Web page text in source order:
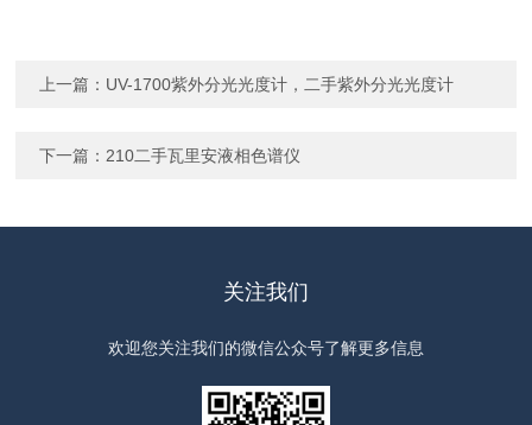
上一篇： UV-1700紫外分光光度计，二手紫外分光光度计
下一篇： 210二手瓦里安液相色谱仪
关注我们
欢迎您关注我们的微信公众号了解更多信息